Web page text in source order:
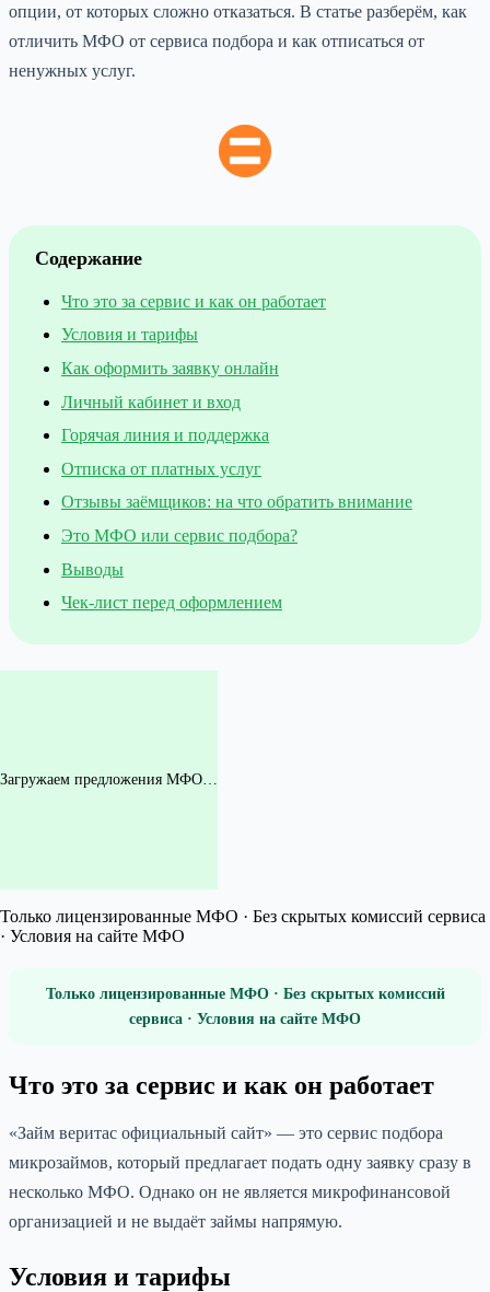
опции, от которых сложно отказаться. В статье разберём, как
отличить МФО от сервиса подбора и как отписаться от
ненужных услуг.
Содержание
Что это за сервис и как он работает
Условия и тарифы
Как оформить заявку онлайн
Личный кабинет и вход
Горячая линия и поддержка
Отписка от платных услуг
Отзывы заёмщиков: на что обратить внимание
Это МФО или сервис подбора?
Выводы
Чек-лист перед оформлением
Загружаем предложения МФО…
Только лицензированные МФО · Без скрытых комиссий сервиса
· Условия на сайте МФО
Только лицензированные МФО · Без скрытых комиссий
сервиса · Условия на сайте МФО
Что это за сервис и как он работает
«Займ веритас официальный сайт» — это сервис подбора
микрозаймов, который предлагает подать одну заявку сразу в
несколько МФО. Однако он не является микрофинансовой
организацией и не выдаёт займы напрямую.
Условия и тарифы